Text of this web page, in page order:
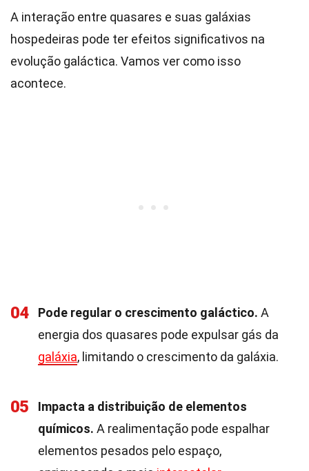
A interação entre quasares e suas galáxias
hospedeiras pode ter efeitos significativos na
evolução galáctica. Vamos ver como isso
acontece.
04 Pode regular o crescimento galáctico. A
energia dos quasares pode expulsar gás da
galáxia, limitando o crescimento da galáxia.
05
Impacta a distribuição de elementos
químicos. A realimentação pode espalhar
elementos pesados pelo espaço,